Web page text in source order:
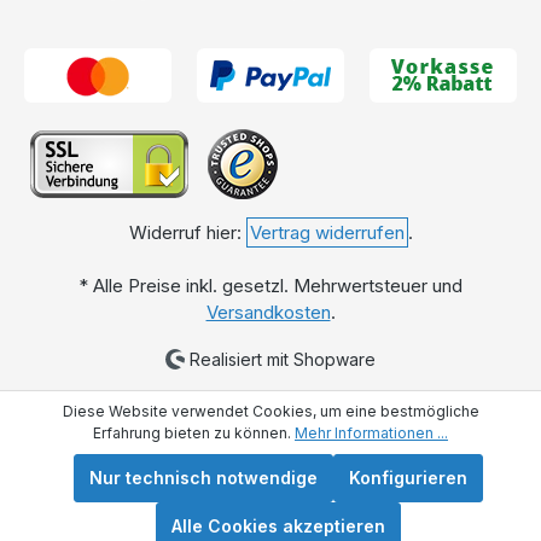
„unter der Woche“ (Mo.-Do.) möglich
Kommentarfeld an!
beraten wir Sie gerne persönlich. Entscheiden Sie sich für
eine umweltfreundliche, kostensparende und langlebige
Lösung mit unserer Zisterne Premium 12.500 Liter
Widerruf hier: Vertrag widerrufen .
* Alle Preise inkl. gesetzl. Mehrwertsteuer und
Versandkosten.
Realisiert mit Shopware
Diese Website verwendet Cookies, um eine bestmögliche
Erfahrung bieten zu können. Mehr Informationen ...
Nur technisch notwendige Konfigurieren
Alle Cookies akzeptieren